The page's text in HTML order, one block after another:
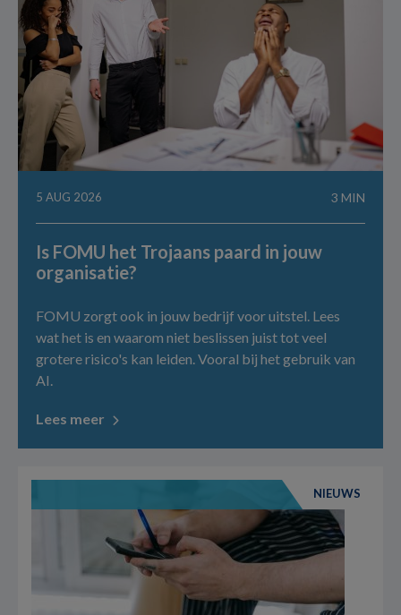
5 AUG 2026 3 MIN
Is FOMU het Trojaans paard in jouw
organisatie?
FOMU zorgt ook in jouw bedrijf voor uitstel. Lees
wat het is en waarom niet beslissen juist tot veel
grotere risico's kan leiden. Vooral bij het gebruik van
AI.
Lees meer
NIEUWS